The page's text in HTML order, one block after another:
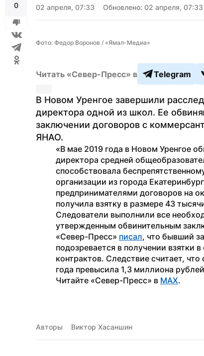
0 02 апреля, 07:33 Обновлено: 02 апреля, 07:33
Фото: Федор Воронов / «Ямал-Медиа»
Читать «Север-Пресс» в Telegram
В Новом Уренгое завершили
директора одной из школ. Ее
заключении договоров с
ЯНАО.
«В мае 2019 года в Новом Уренгое
директора средней
способствовала
организации из города
предпринимателями договоров на
получила взятку в размере 43
Следователи выполнили все
утвержденным обвинительным
«Север-Пресс» писал, что бывший
подозревается в получении взятки
контрактов. Следствие считает,
года превысила 1,3 миллиона
Читайте «Север-Пресс» в MAX.
Авторы Виктор Хасаншин